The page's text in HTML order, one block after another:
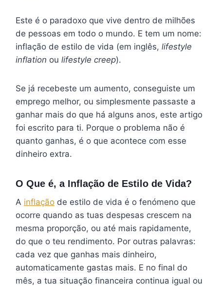
Este é o paradoxo que vive dentro de milhões
de pessoas em todo o mundo. E tem um nome:
inflação de estilo de vida (em inglês, lifestyle
inflation ou lifestyle creep).
Se já recebeste um aumento, conseguiste um
emprego melhor, ou simplesmente passaste a
ganhar mais do que há alguns anos, este artigo
foi escrito para ti. Porque o problema não é
quanto ganhas, é o que acontece com esse
dinheiro extra.
O Que é, a Inflação de Estilo de Vida?
A inflação de estilo de vida é o fenómeno que
ocorre quando as tuas despesas crescem na
mesma proporção, ou até mais rapidamente,
do que o teu rendimento. Por outras palavras:
cada vez que ganhas mais dinheiro,
automaticamente gastas mais. E no final do
mês, a tua situação financeira continua igual ou